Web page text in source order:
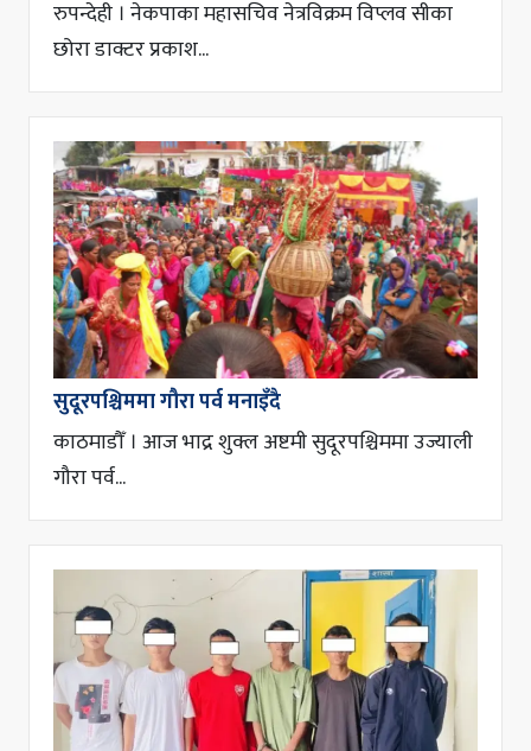
रुपन्देही । नेकपाका महासचिव नेत्रविक्रम विप्लव सीका
छोरा डाक्टर प्रकाश...
सुदूरपश्चिममा गौरा पर्व मनाइँदै
काठमाडौँ । आज भाद्र शुक्ल अष्टमी सुदूरपश्चिममा उज्याली
गौरा पर्व...